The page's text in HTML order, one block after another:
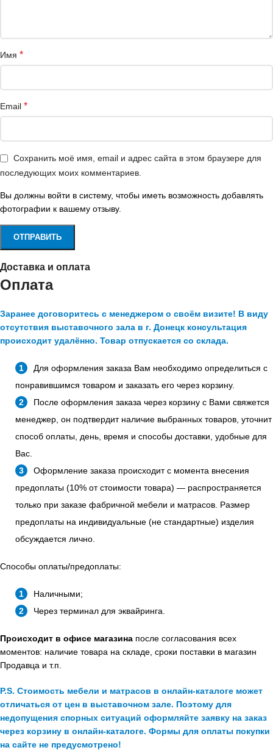
Имя *
Email *
Сохранить моё имя, email и адрес сайта в этом браузере для
последующих моих комментариев.
Вы должны войти в систему, чтобы иметь возможность добавлять
фотографии к вашему отзыву.
Доставка и оплата
Оплата
Заранее договоритесь с менеджером о своём визите! В виду
отсутствия выставочного зала в г. Донецк консультация
происходит удалённо. Товар отпускается со склада.
Для оформления заказа Вам необходимо определиться с
понравившимся товаром и заказать его через корзину.
После оформления заказа через корзину с Вами свяжется
менеджер, он подтвердит наличие выбранных товаров, уточнит
способ оплаты, день, время и способы доставки, удобные для
Вас.
Оформление заказа происходит с момента внесения
предоплаты (10% от стоимости товара) — распространяется
только при заказе фабричной мебели и матрасов. Размер
предоплаты на индивидуальные (не стандартные) изделия
обсуждается лично.
Способы оплаты/предоплаты:
Наличными;
Через терминал для эквайринга.
Происходит в офисе магазина после согласования всех
моментов: наличие товара на складе, сроки поставки в магазин
Продавца и т.п.
P.S. Стоимость мебели и матрасов в онлайн-каталоге может
отличаться от цен в выставочном зале. Поэтому для
недопущения спорных ситуаций оформляйте заявку на заказ
через корзину в онлайн-каталоге. Формы для оплаты покупки
на сайте не предусмотрено!